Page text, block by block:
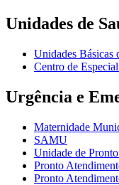
Unidades de
Unidades Básicas
Centro de
Urgência e
Maternidade
SAMU
Unidade de
Pronto
Pronto